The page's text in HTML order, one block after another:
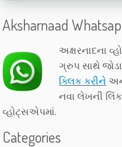
Aksharnaad
અક્ષરનાદના
ગ્રુપ સાથે
ક્લિક કરીને
નવા લેખની લિંક
વ્હોટ્સએપમાં.
Categories